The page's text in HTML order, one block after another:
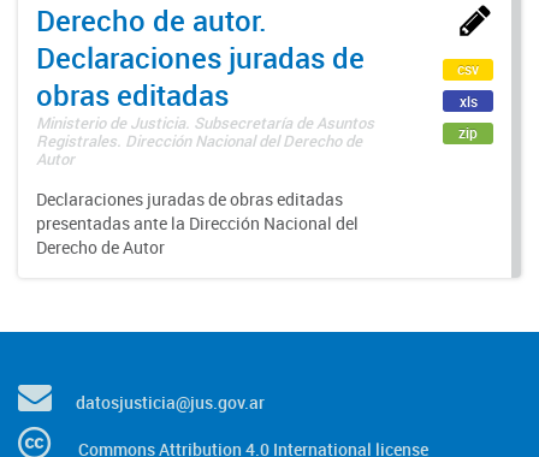
Derecho de autor.
Declaraciones juradas de
obras editadas
Ministerio de Justicia. Subsecretaría de Asuntos
Registrales. Dirección Nacional del Derecho de
Autor
Declaraciones juradas de obras editadas
presentadas ante la Dirección Nacional del
Derecho de Autor
csv
xls
zip
datosjusticia@jus.gov.ar
Commons Attribution 4.0 International license